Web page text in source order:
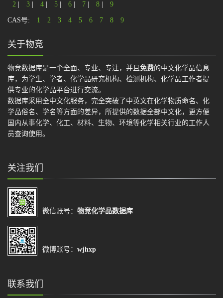
2
3 4 5 6 7 8 9
CAS号: 1 2 3 4 5 6 7 8 9
关于物竞
物竞数据库是一个全面、专业、专注，并且 免费的中文化学品信息
库，为学生、学者、化学品研究机构、检测机构、化学品工作者提
供专业的化学品平台进行交流。
数据库采用全中文化服务，完全突破了中英文在化学物质命名、化
学品俗名、学名等方面的差异，所提供的数据全部中文化，更方便
国内从事化学、化工、材料、生物、环境等化学相关行业的工作人
员查询使用。
关注我们
微信账号： 物竞化学品数据库
微博账号： wjhxp
联系我们